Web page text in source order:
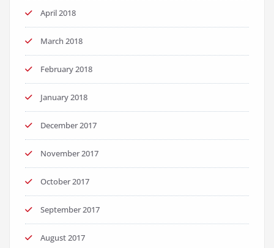
April 2018
March 2018
February 2018
January 2018
December 2017
November 2017
October 2017
September 2017
August 2017